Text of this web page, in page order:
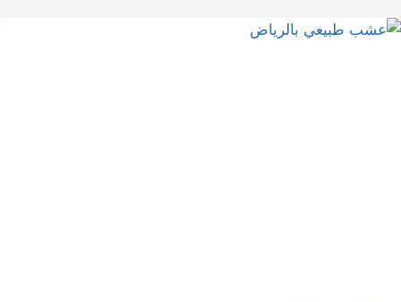
المنورة